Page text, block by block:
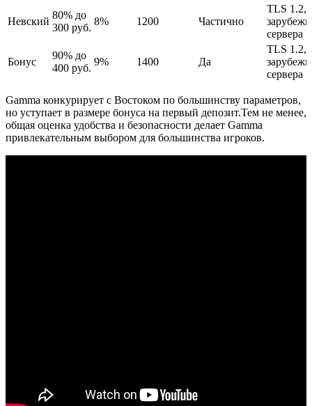
Невский
80% до
300 руб.
8% 1200 Частично
TLS 1.2,
сервера
Бонус
90% до
400 руб.
9% 1400 Да
TLS 1.2,
сервера
Gamma конкурирует с Востоком по большинству параметров,
но уступает в размере бонуса на первый депозит.Тем не менее,
общая оценка удобства и безопасности делает Gamma
привлекательным выбором для большинства игроков.